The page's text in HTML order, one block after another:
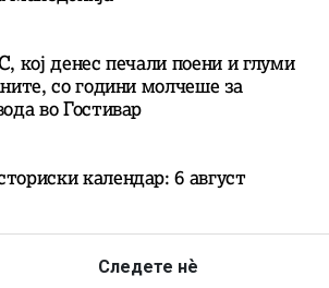
кој денес печали поени и глуми
со години молчеше за
во Гостивар
календар: 6 август
Следете нѐ